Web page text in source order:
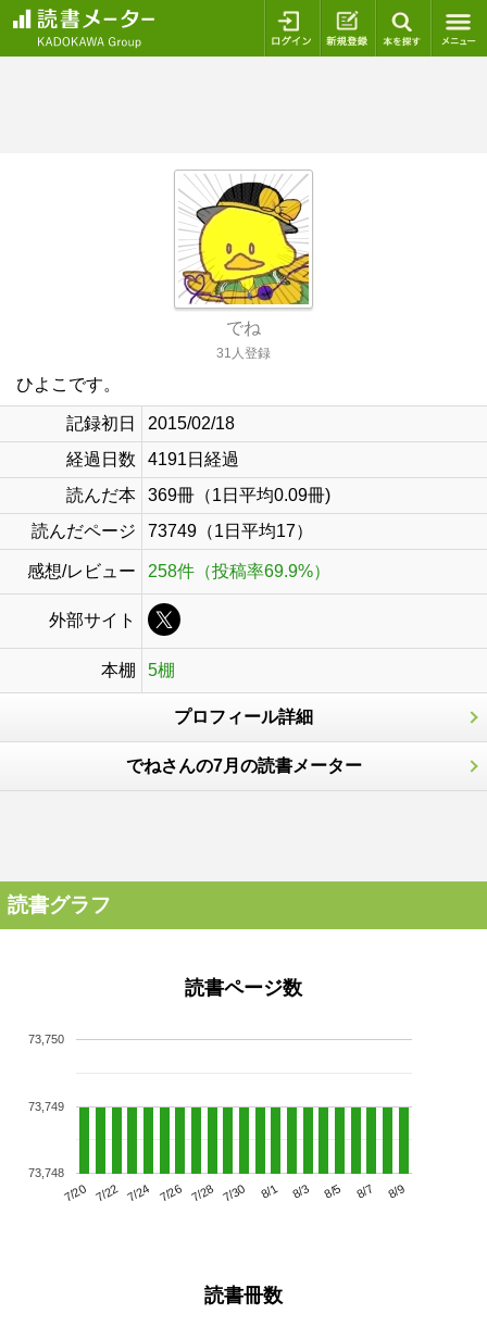
ログイン 新規登録
でね
31人登録
ひよこです。
記録初日
2015/02/18
経過日数
4191日経過
読んだ本
369冊（1日平均0.09冊)
読んだページ
73749（1日平均17）
感想/レビュー 258件（投稿率69.9%）
外部サイト
本棚 5棚
プロフィール詳細
でねさんの7月の読書メーター
読書グラフ
読書ページ数
7/20 7/22 7/24 7/26 7/28 7/30 8/1 8/3 8/5 8/7 8/9
73,748
73,749
73,750
読書冊数